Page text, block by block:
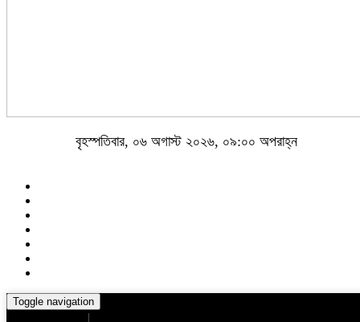
বৃহস্পতিবার, ০৬ অগাস্ট ২০২৬, ০৯:০০ অপরাহ্ন
Toggle navigation